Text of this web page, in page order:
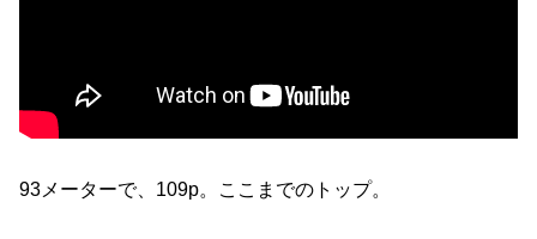
93メーターで、109p。ここまでのトップ。